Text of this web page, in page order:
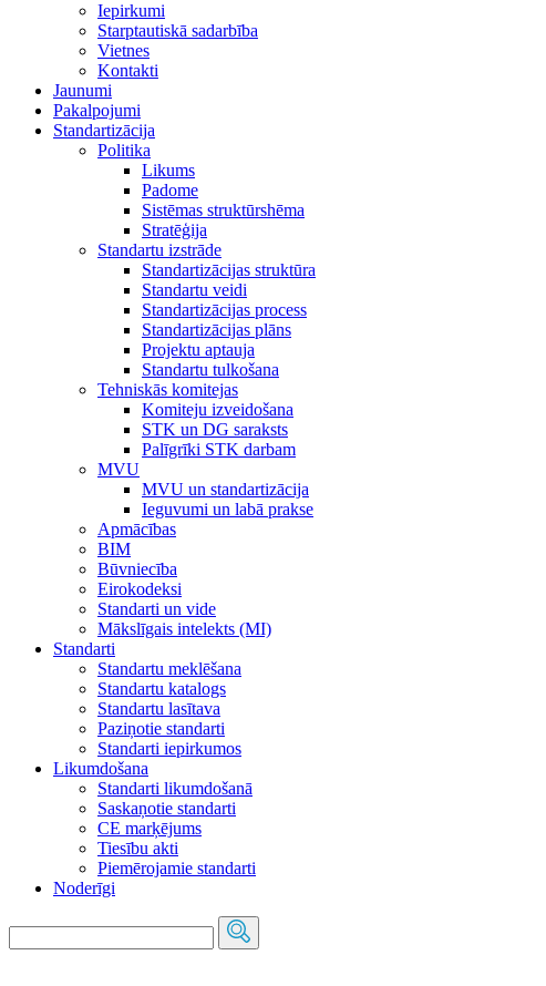
Iepirkumi
Starptautiskā sadarbība
Vietnes
Kontakti
Jaunumi
Pakalpojumi
Standartizācija
Politika
Likums
Padome
Sistēmas struktūrshēma
Stratēģija
Standartu izstrāde
Standartizācijas struktūra
Standartu veidi
Standartizācijas process
Standartizācijas plāns
Projektu aptauja
Standartu tulkošana
Tehniskās komitejas
Komiteju izveidošana
STK un DG saraksts
Palīgrīki STK darbam
MVU
MVU un standartizācija
Ieguvumi un labā prakse
Apmācības
BIM
Būvniecība
Eirokodeksi
Standarti un vide
Mākslīgais intelekts (MI)
Standarti
Standartu meklēšana
Standartu katalogs
Standartu lasītava
Paziņotie standarti
Standarti iepirkumos
Likumdošana
Standarti likumdošanā
Saskaņotie standarti
CE marķējums
Tiesību akti
Piemērojamie standarti
Noderīgi